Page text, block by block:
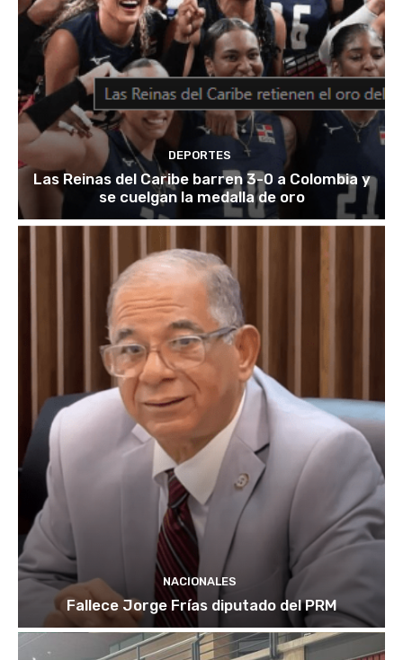
DEPORTES
Las Reinas del Caribe barren 3-0 a Colombia y
se cuelgan la medalla de oro
NACIONALES
Fallece Jorge Frías diputado del PRM